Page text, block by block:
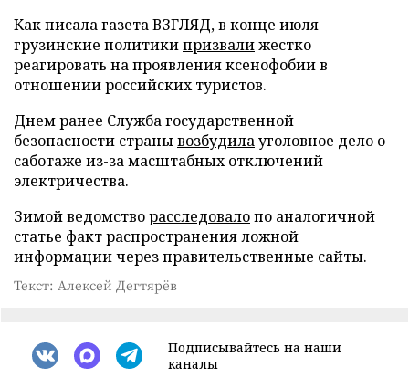
Как писала газета ВЗГЛЯД, в конце июля
грузинские политикипризвалижестко
реагировать на проявления ксенофобии в
отношении российских туристов.
Днем ранее Служба государственной
безопасности странывозбудилауголовное дело о
саботаже из-за масштабных отключений
электричества.
Зимой ведомстворасследовалопо аналогичной
статье факт распространения ложной
информации через правительственные сайты.
Текст: Алексей Дегтярёв
Подписывайтесь на наши
каналы